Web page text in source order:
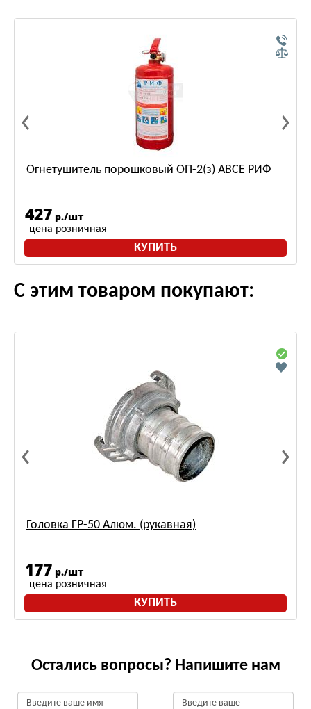
Огнетушитель порошковый ОП-2(з) АВСЕ РИФ
427 р./шт
цена розничная
КУПИТЬ
С этим товаром покупают:
Головка ГР-50 Алюм. (рукавная)
177 р./шт
цена розничная
КУПИТЬ
Остались вопросы? Напишите нам